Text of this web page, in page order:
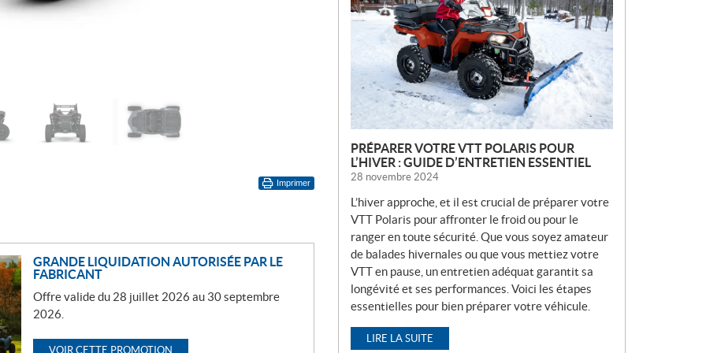
Imprimer
GRANDE LIQUIDATION AUTORISÉE PAR LE
FABRICANT
Offre valide du 28 juillet 2026 au 30 septembre
2026.
VOIR CETTE PROMOTION
V
L
S
PRÉPARER VOTRE VTT POLARIS POUR
L’HIVER : GUIDE D’ENTRETIEN ESSENTIEL
28 novembre 2024
L’hiver approche, et il est crucial de préparer votre
VTT Polaris pour affronter le froid ou pour le
ranger en toute sécurité. Que vous soyez amateur
de balades hivernales ou que vous mettiez votre
VTT en pause, un entretien adéquat garantit sa
longévité et ses performances. Voici les étapes
essentielles pour bien préparer votre véhicule.
LIRE LA SUITE